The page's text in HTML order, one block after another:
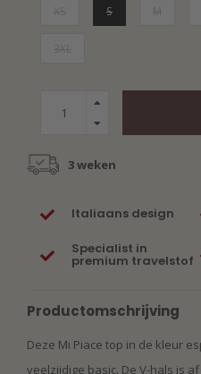
S
3 weken
Italiaans design
Specialist in
premium travelstof
Productomschrijving
Deze Mi Piace top in de kleur
veelzijdige basic. De V-hals is